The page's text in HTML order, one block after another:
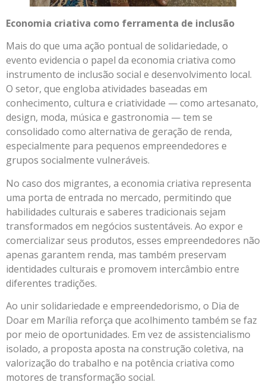
Economia criativa como ferramenta de inclusão
Mais do que uma ação pontual de solidariedade, o
evento evidencia o papel da economia criativa como
instrumento de inclusão social e desenvolvimento local.
O setor, que engloba atividades baseadas em
conhecimento, cultura e criatividade — como artesanato,
design, moda, música e gastronomia — tem se
consolidado como alternativa de geração de renda,
especialmente para pequenos empreendedores e
grupos socialmente vulneráveis.
No caso dos migrantes, a economia criativa representa
uma porta de entrada no mercado, permitindo que
habilidades culturais e saberes tradicionais sejam
transformados em negócios sustentáveis. Ao expor e
comercializar seus produtos, esses empreendedores não
apenas garantem renda, mas também preservam
identidades culturais e promovem intercâmbio entre
diferentes tradições.
Ao unir solidariedade e empreendedorismo, o Dia de
Doar em Marília reforça que acolhimento também se faz
por meio de oportunidades. Em vez de assistencialismo
isolado, a proposta aposta na construção coletiva, na
valorização do trabalho e na potência criativa como
motores de transformação social.